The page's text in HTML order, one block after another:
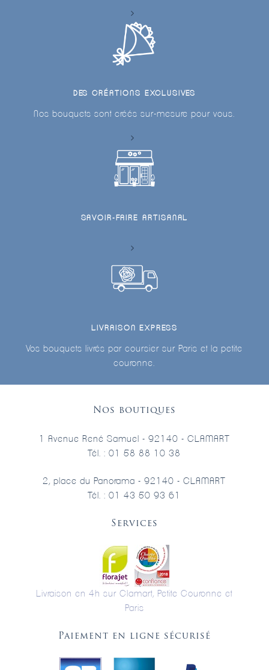
DES CRÉATIONS EXCLUSIVES
Nos bouquets sont créés sur-mesure pour vous.
SAVOIR-FAIRE ARTISANAL
LIVRAISON EXPRESS
Vos bouquets livrés par coursier sur Paris et la petite
couronne.
Nos boutiques
1 Avenue René Samuel - 92140 - CLAMART
Tél. : 01 58 88 10 38
2, place du Panorama - 92140 - CLAMART
Tél. : 01 43 50 93 61
Services
Livraison en 4h sur Clamart, Petite Couronne et
Paris
Paiement en ligne sécurisé